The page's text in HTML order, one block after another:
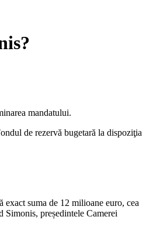
mandatului.
de rezervă bugetară la dispoziţia
suma de 12 milioane euro, cea
președintele Camerei